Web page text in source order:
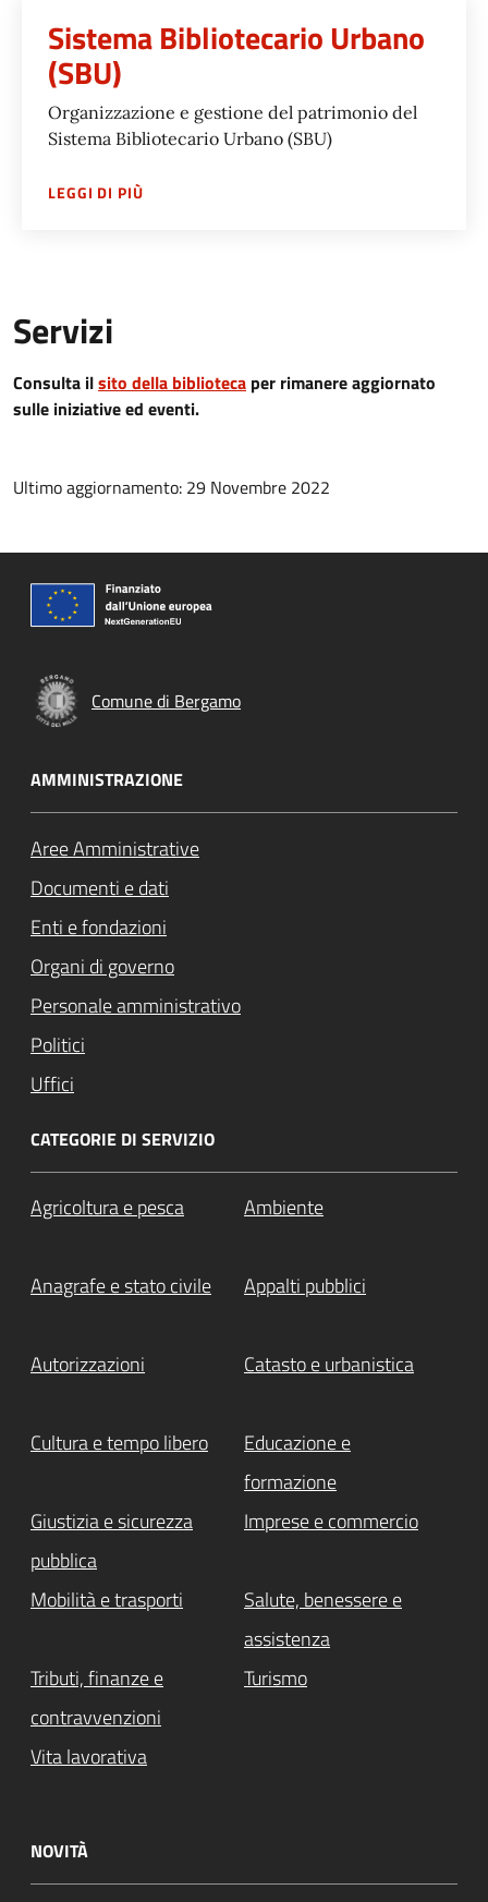
Sistema Bibliotecario Urbano
(SBU)
Organizzazione e gestione del patrimonio del
Sistema Bibliotecario Urbano (SBU)
LEGGI DI PIÙSU
Servizi
Consulta ilsito della biblioteca per rimanere aggiornato
sulle iniziative ed eventi.
Ultimo aggiornamento: 29 Novembre 2022
Comune di Bergamo
AMMINISTRAZIONE
Aree Amministrative
Documenti e dati
Enti e fondazioni
Organi di governo
Personale amministrativo
Politici
Uffici
CATEGORIE DI SERVIZIO
Agricoltura e pesca Ambiente
Anagrafe e stato civile Appalti pubblici
Autorizzazioni Catasto e urbanistica
Cultura e tempo libero
Educazione e
formazione
Giustizia e sicurezza
pubblica
Imprese e commercio
Mobilità e trasporti
Salute, benessere e
assistenza
Tributi, finanze e
contravvenzioni
Turismo
Vita lavorativa
NOVITÀ